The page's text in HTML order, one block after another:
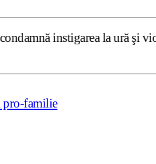
la ură şi violenţă.
pro-familie